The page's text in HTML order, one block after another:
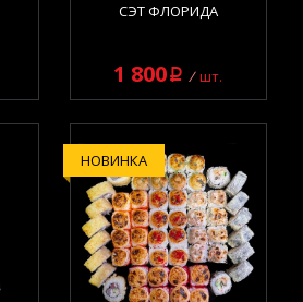
СЭТ ФЛОРИДА
1 800q шт.
НОВИНКА